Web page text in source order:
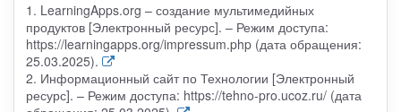
1. LearningApps.org – создание мультимедийных
продуктов [Электронный ресурс]. – Режим доступа:
https://learningapps.org/impressum.php (дата обращения:
25.03.2025).
2. Информационный сайт по Технологии [Электронный
ресурс]. – Режим доступа: https://tehno-pro.ucoz.ru/ (дата